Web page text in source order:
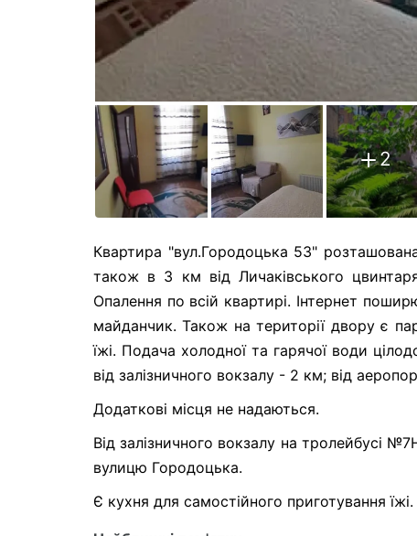
2
Квартира "вул.Городоцька 53"
також в 3 км від Личаківського
Опалення по всій квартирі. Інтернет
майданчик. Також на території двору є
їжі. Подача холодної та гарячої води
від залізничного вокзалу - 2 км; від
Додаткові місця не надаються.
Від залізничного вокзалу на тролейбусі
вулицю Городоцька.
Є кухня для самостійного приготування їжі.